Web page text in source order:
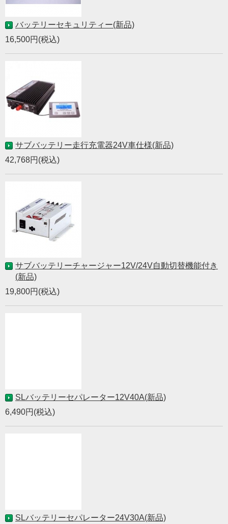
バッテリーセキュリティー(新品)
16,500円(税込)
サブバッテリー走行充電器24V車仕様(新品)
42,768円(税込)
サブバッテリーチャージャー12V/24V自動切替機能付き
(新品)
19,800円(税込)
SLバッテリーセパレーター12V40A(新品)
6,490円(税込)
SLバッテリーセパレーター24V30A(新品)